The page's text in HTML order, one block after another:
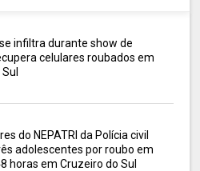
infiltra durante show de
celulares roubados em
do NEPATRI da Polícia civil
adolescentes por roubo em
horas em Cruzeiro do Sul